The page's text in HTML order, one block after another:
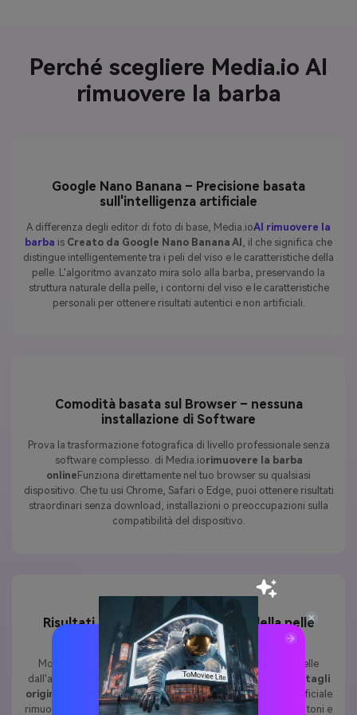
Perché scegliere Media.io AI
rimuovere la barba
Google Nano Banana – Precisione basata
sull'intelligenza artificiale
A differenza degli editor di foto di base, Media.ioAI rimuovere la
barba is Creato da Google Nano Banana AI , il che significa che
distingue intelligentemente tra i peli del viso e le caratteristiche della
pelle. L'algoritmo avanzato mira solo alla barba, preservando la
struttura naturale della pelle, i contorni del viso e le caratteristiche
personali per ottenere risultati autentici e non artificiali.
Comodità basata sul Browser – nessuna
installazione di Software
Prova la trasformazione fotografica di livello professionale senza
software complesso. di Media.iorimuovere la barba
online Funziona direttamente nel tuo browser su qualsiasi
dispositivo. Che tu usi Chrome, Safari o Edge, puoi ottenere risultati
straordinari senza download, installazioni o preoccupazioni sulla
compatibilità del dispositivo.
Risultati naturali con consistenza della pelle
conservata
Molti strumenti per la rimozione della barba creano una pelle
dall'aspetto artificiale, ma Media.io mantienetexture e dettagli
originali della pelledelle tue foto. La nostra intelligenza artificiale
rimuove i peli sul viso preservando i pori naturali della pelle, i toni e